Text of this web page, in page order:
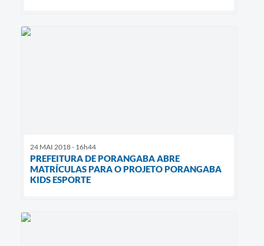
24 MAI 2018 - 16h44
PREFEITURA DE PORANGABA ABRE
MATRÍCULAS PARA O PROJETO PORANGABA
KIDS ESPORTE